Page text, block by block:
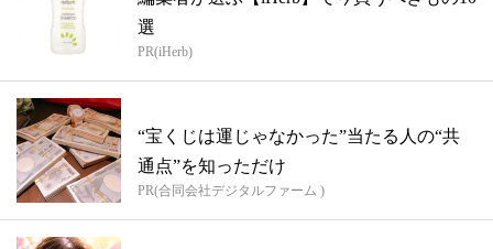
選
PR(iHerb)
“宝くじは運じゃなかった”当たる人の“共
通点”を知っただけ
PR(合同会社デジタルファーム )